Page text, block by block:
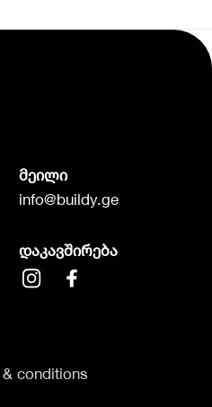
მეილი
info@buildy.ge
დაკავშირება
conditions